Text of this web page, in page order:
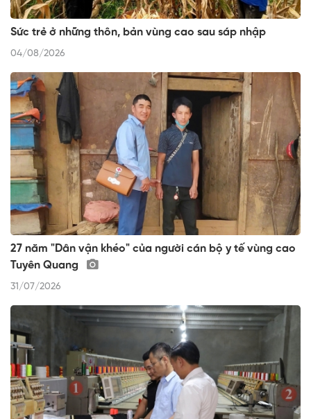
Sức trẻ ở những thôn, bản vùng cao sau sáp nhập
04/08/2026
27 năm "Dân vận khéo" của người cán bộ y tế vùng cao
Tuyên Quang
31/07/2026